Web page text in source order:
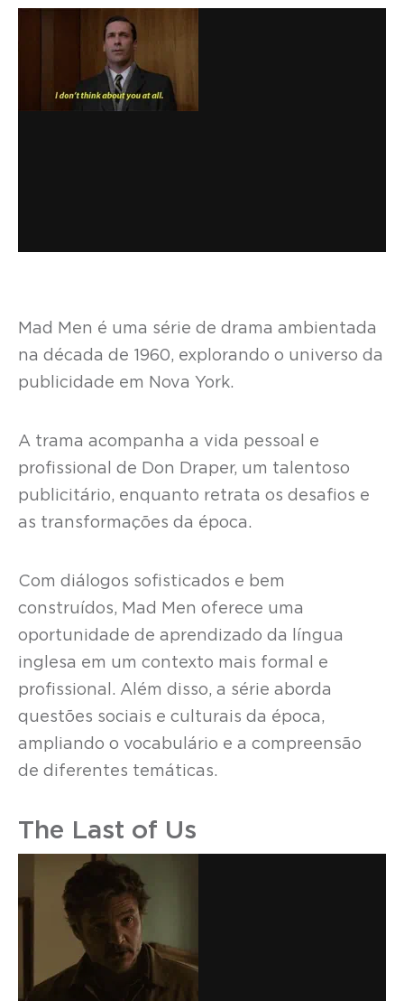
Mad Men é uma série de drama ambientada
na década de 1960, explorando o universo da
publicidade em Nova York.
A trama acompanha a vida pessoal e
profissional de Don Draper, um talentoso
publicitário, enquanto retrata os desafios e
as transformações da época.
Com diálogos sofisticados e bem
construídos, Mad Men oferece uma
oportunidade de aprendizado da língua
inglesa em um contexto mais formal e
profissional. Além disso, a série aborda
questões sociais e culturais da época,
ampliando o vocabulário e a compreensão
de diferentes temáticas.
The Last of Us